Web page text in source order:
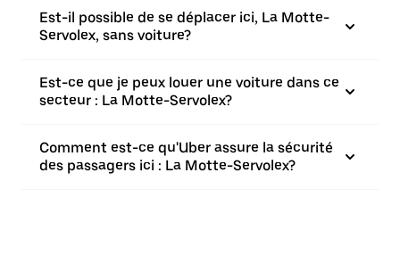
Est-il possible de se déplacer ici, La Motte-
Servolex, sans voiture?
Est-ce que je peux louer une voiture dans ce
secteur : La Motte-Servolex?
Comment est-ce qu'Uber assure la sécurité
des passagers ici : La Motte-Servolex?